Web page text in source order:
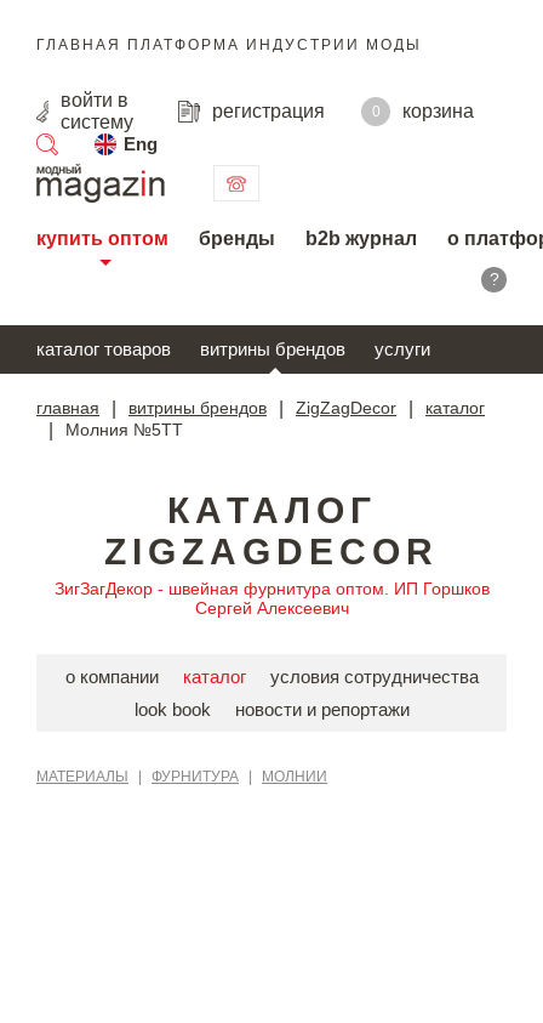
ГЛАВНАЯ ПЛАТФОРМА ИНДУСТРИИ МОДЫ
войти в
систему
регистрация 0
корзина
Eng
поиск
купить оптом бренды b2b журнал о
?
каталог товаров витрины брендов услуги
главная витрины брендов ZigZagDecor каталог
Молния №5ТТ
КАТАЛОГ
ZIGZAGDECOR
ЗигЗагДекор - швейная фурнитура оптом. ИП Горшков
Сергей Алексеевич
о компании каталог
условия сотрудничества
look book
новости и репортажи
МАТЕРИАЛЫ ФУРНИТУРА МОЛНИИ